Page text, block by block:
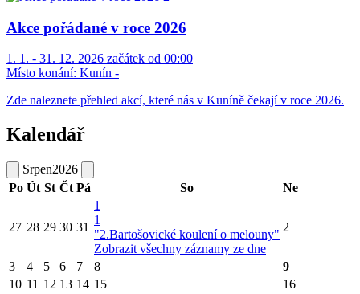
Akce pořádané v roce 2026
1. 1. - 31. 12. 2026 začátek od 00:00
Místo konání: Kunín -
Zde naleznete přehled akcí, které nás v Kuníně čekají v roce 2026.
Kalendář
Srpen2026
Po Út St Čt Pá So Ne
27 28 29 30 31
1
1
"2.Bartošovické koulení o melouny"
Zobrazit všechny záznamy ze dne
2
3 4 5 6 7 8
9
10 11 12 13 14 15
16